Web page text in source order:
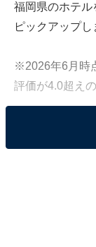
福岡県のホテル
ピックアップし
※2026年6月時
評価が4.0超え